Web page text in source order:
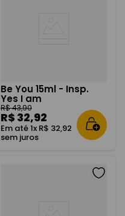
Be You 15ml - Insp.
Yes I am
R$43,90
R$ 32,92
Em até1x R$ 32,92
sem juros